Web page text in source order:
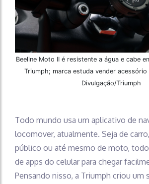
Beeline Moto II é resistente a água e cabe
Triumph; marca estuda vender
Divulgação/Triumph
Todo mundo usa um aplicativo de
locomover, atualmente. Seja de
público ou até mesmo de moto,
de apps do celular para chegar
Pensando nisso, a Triumph criou um